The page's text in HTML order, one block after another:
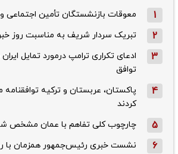
1 معوقات بازنشستگان تأمین اجتماعی
2 تبریک سردار شریف به مناسبت روز
3
ادعای تکراری ترامپ درمورد تمایل
توافق
4
پاکستان، عربستان و ترکیه
کردند
5 چارچوب کلی تفاهم با عمان مشخص
6
نشست خبری رئیس‌جمهور همزمان با روز